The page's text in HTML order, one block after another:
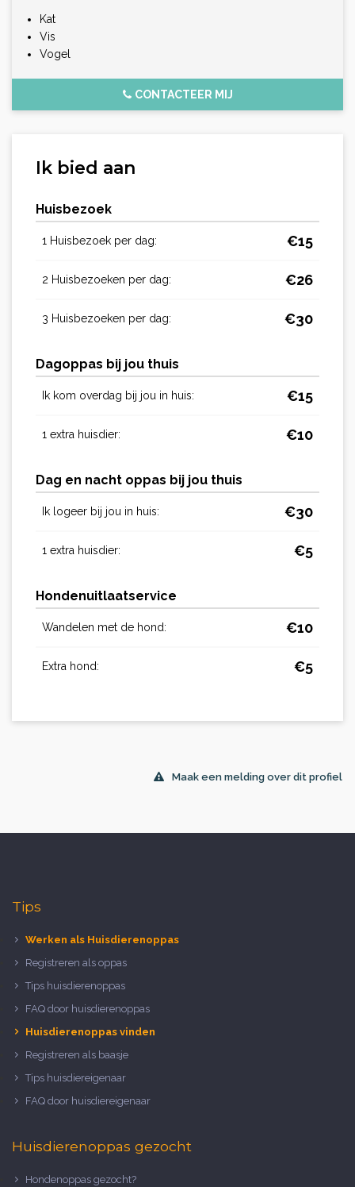
Kat
Vis
Vogel
CONTACTEER MIJ
Ik bied aan
Huisbezoek
1 Huisbezoek per dag: €15
2 Huisbezoeken per dag: €26
3 Huisbezoeken per dag: €30
Dagoppas bij jou thuis
Ik kom overdag bij jou in huis: €15
1 extra huisdier: €10
Dag en nacht oppas bij jou thuis
Ik logeer bij jou in huis: €30
1 extra huisdier: €5
Hondenuitlaatservice
Wandelen met de hond: €10
Extra hond: €5
Maak een melding over dit profiel
Tips
Werken als Huisdierenoppas
Registreren als oppas
Tips huisdierenoppas
FAQ door huisdierenoppas
Huisdierenoppas vinden
Registreren als baasje
Tips huisdiereigenaar
FAQ door huisdiereigenaar
Huisdierenoppas gezocht
Hondenoppas gezocht?